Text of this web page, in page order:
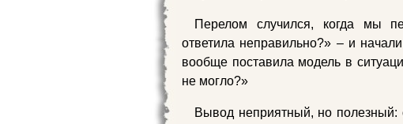
Перелом случился, когда мы
ответила неправильно?» – и
вообще поставила модель в
не могло?»
Вывод неприятный, но полезный: